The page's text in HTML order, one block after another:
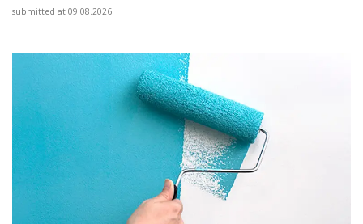
submitted at 09.08.2026